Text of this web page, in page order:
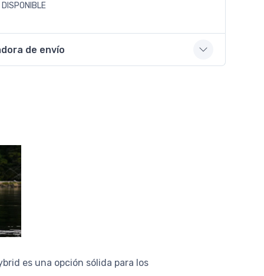
DISPONIBLE
de envío
es una opción sólida para los